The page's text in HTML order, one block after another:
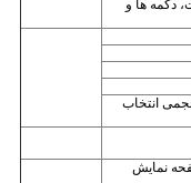
کارت، دکمه ها و
انتخاب
نمایش